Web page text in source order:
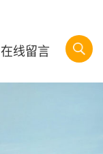
在线留言